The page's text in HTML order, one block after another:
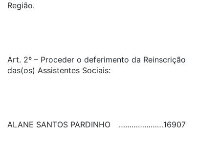
Região.
Art. 2º – Proceder o deferimento da Reinscrição
das(os) Assistentes Sociais:
ALANE SANTOS PARDINHO …………………16907